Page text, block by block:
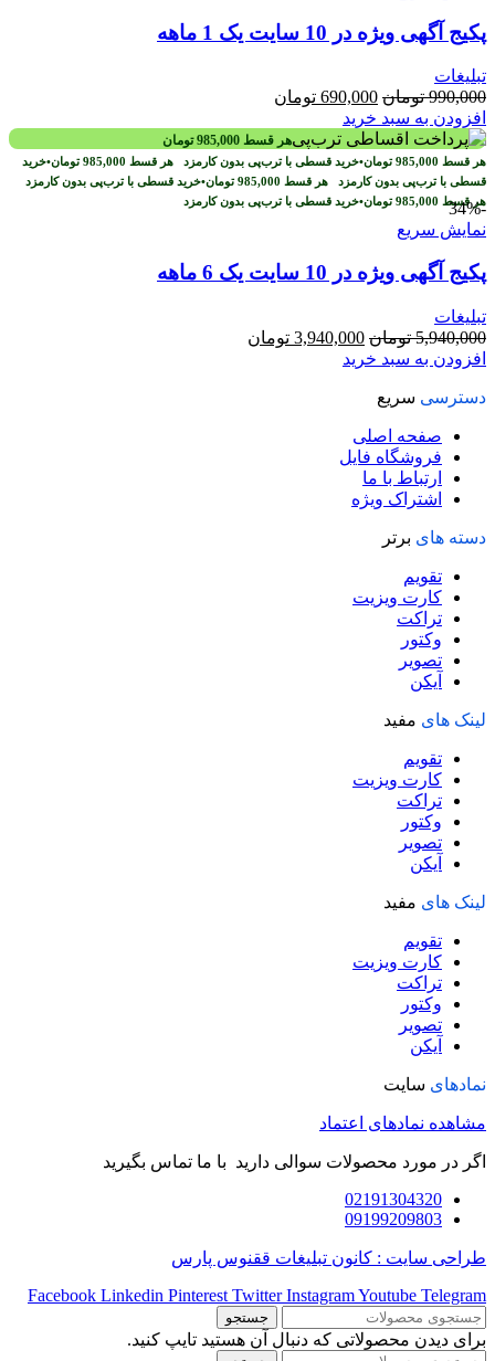
پکیج آگهی ویژه در 10 سایت یک 1 ماهه
تبلیغات
990,000 تومان قیمت
اصلی
990,000 تومان
بود.
690,000 تومان
690,000 تومان
است.
افزودن به سبد خرید
هر قسط 985,000 تومان
هر قسط 985,000 تومان•خرید قسطی با ترب‌پی بدون کارمزد هر قسط 985,000 تومان•خرید
قسطی با ترب‌پی بدون کارمزد هر قسط 985,000 تومان•خرید قسطی با ترب‌پی بدون کارمزد
هر قسط 985,000 تومان•خرید قسطی با ترب‌پی بدون کارمزد
-34%
نمایش سریع
پکیج آگهی ویژه در 10 سایت یک 6 ماهه
تبلیغات
5,940,000 تومان قیمت
اصلی
3,940,000 تومان
افزودن به سبد خرید
دسترسی سریع
صفحه اصلی
فروشگاه فایل
ارتباط با ما
اشتراک ویژه
دسته های برتر
تقویم
کارت ویزیت
تراکت
وکتور
تصویر
آیکن
لینک های مفید
تقویم
کارت ویزیت
تراکت
وکتور
تصویر
آیکن
لینک های مفید
تقویم
کارت ویزیت
تراکت
وکتور
تصویر
آیکن
نمادهای سایت
مشاهده نمادهای اعتماد
اگر در مورد محصولات سوالی دارید با ما تماس بگیرید
02191304320
09199209803
طراحی سایت : کانون تبلیغات ققنوس پارس
Facebook Linkedin Pinterest Twitter InstagramYoutube Telegram
جستجو
برای دیدن محصولاتی که دنبال آن هستید تایپ کنید.